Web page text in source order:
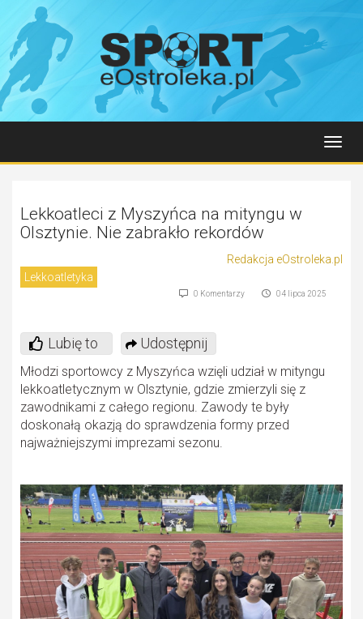
Lekkoatleci z Myszyńca na mityngu w
Olsztynie. Nie zabrakło rekordów
Redakcja eOstroleka.pl
Lekkoatletyka
04 lipca 2025
0 Komentarzy
Lubię to Udostępnij
Młodzi sportowcy z Myszyńca wzięli udział w mityngu
lekkoatletycznym w Olsztynie, gdzie zmierzyli się z
zawodnikami z całego regionu. Zawody te były
doskonałą okazją do sprawdzenia formy przed
najważniejszymi imprezami sezonu.